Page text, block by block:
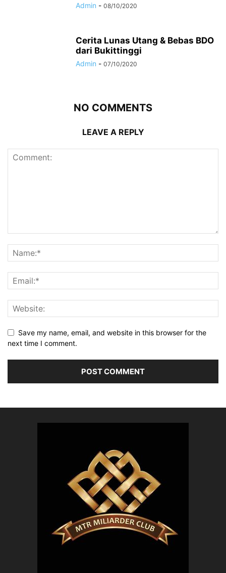
Admin - 08/10/2020
Cerita Lunas Utang & Bebas BDO
dari Bukittinggi
Admin - 07/10/2020
NO COMMENTS
LEAVE A REPLY
Save my name, email, and website in this browser for the
next time I comment.